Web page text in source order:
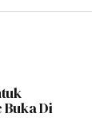
Buka Di